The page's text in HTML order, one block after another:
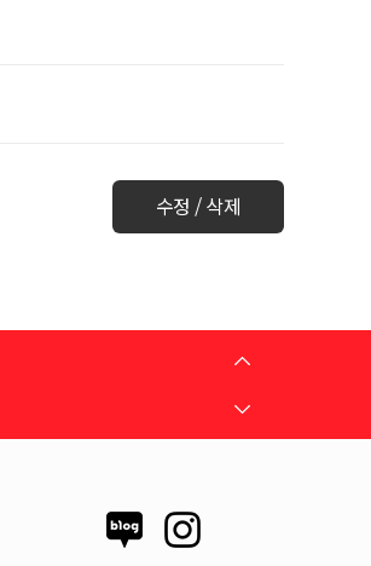
수정 / 삭제